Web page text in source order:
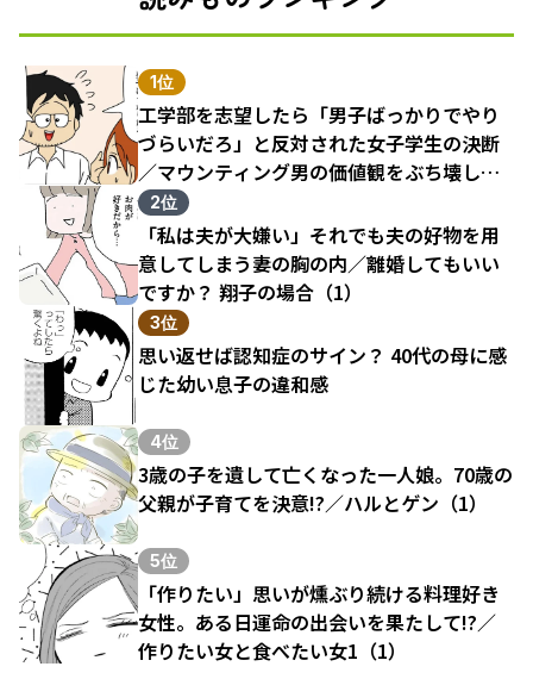
1位
工学部を志望したら「男子ばっかりでやり
づらいだろ」と反対された女子学生の決断
／マウンティング男の価値観をぶち壊した
結果（1）
2位
「私は夫が大嫌い」それでも夫の好物を用
意してしまう妻の胸の内／離婚してもいい
ですか？ 翔子の場合（1）
3位
思い返せば認知症のサイン？ 40代の母に感
じた幼い息子の違和感
4位
3歳の子を遺して亡くなった一人娘。70歳の
父親が子育てを決意!?／ハルとゲン（1）
5位
「作りたい」思いが燻ぶり続ける料理好き
女性。ある日運命の出会いを果たして!?／
作りたい女と食べたい女1（1）